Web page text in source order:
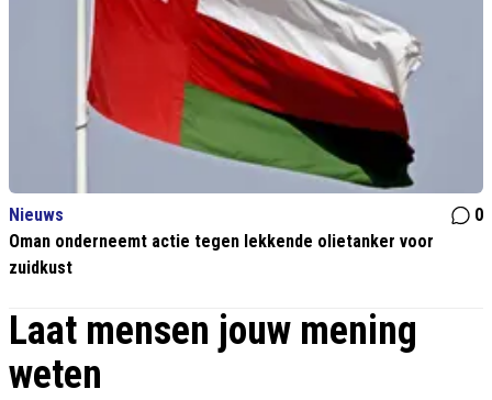
Nieuws
0
Oman onderneemt actie tegen lekkende olietanker voor
zuidkust
Laat mensen jouw mening
weten